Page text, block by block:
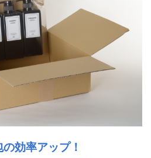
効率アップ！